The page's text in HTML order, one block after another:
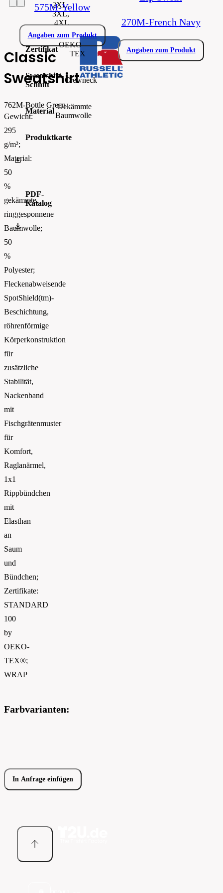
Classic
Sweatshirt
762M-Bottle Green
Gewicht:
295
g/m²;
Material:
50
%
gekämmte,
ringgesponnene
Baumwolle;
50
%
Polyester;
Fleckenabweisende
SpotShield(tm)-
Beschichtung,
röhrenförmige
Körperkonstruktion
für
zusätzliche
Stabilität,
Nackenband
mit
Fischgrätenmuster
für
Komfort,
Raglanärmel,
1x1
Rippbündchen
mit
Elasthan
an
Saum
und
Bündchen;
Zertifikate:
STANDARD
100
by
OEKO-
TEX®;
WRAP
Farbvarianten:
In Anfrage einfügen
2XL,
3XL,
4XL
Zertifikat
OEKO–
TEX
Sweatshirt-
Schnitt
Crewneck
Material
Gekämmte
Baumwolle
Produktkarte
237_00--R-762M-0_sizespecs.pdf
PDF-
Katalog
Russell_Athletic_CATALOGUE 2026_EN_WEB
575M-Yellow
Angaben zum Produkt
270M-French Navy
Angaben zum Produkt